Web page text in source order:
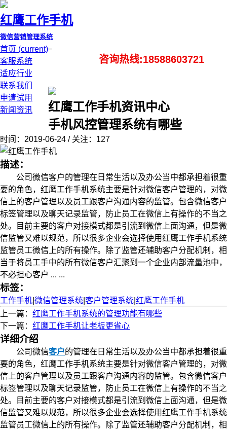
红鹰工作手机
微信营销管理系统
首页 (current)
客服系统
适应行业
联系我们
申请试用
新闻资讯
咨询热线:18588603721
红鹰工作手机资讯中心
手机风控管理系统有哪些
时间：2019-06-24 / 关注：127
描述：
公司微信客户的管理在日常生活以及办公当中都承担着很重
要的角色，红鹰工作手机系统主要是针对微信客户管理的，对微
信上的客户管理以及员工跟客户沟通内容的监管。包含微信客户
标签管理以及聊天记录监管，防止员工在微信上有操作的不当之
处。目前主要的客户对接模式都是引流到微信上面沟通，但是微
信监管又难以规范，所以很多企业会选择使用红鹰工作手机系统
监管员工微信上的所有操作。除了监管还辅助客户分配机制，相
当于将员工手中的所有微信客户汇聚到一个企业内部流量池中，
不必担心客户 ... ...
标签：
工作手机 微信管理系统 客户管理系统 红鹰工作手机
上一篇： 红鹰工作手机系统的管理功能有哪些
下一篇： 红鹰工作手机让老板更省心
详细介绍
公司微信客户的管理在日常生活以及办公当中都承担着很重
要的角色，红鹰工作手机系统主要是针对微信客户管理的，对微
信上的客户管理以及员工跟客户沟通内容的监管。包含微信客户
标签管理以及聊天记录监管，防止员工在微信上有操作的不当之
处。目前主要的客户对接模式都是引流到微信上面沟通，但是微
信监管又难以规范，所以很多企业会选择使用红鹰工作手机系统
监管员工微信上的所有操作。除了监管还辅助客户分配机制，相